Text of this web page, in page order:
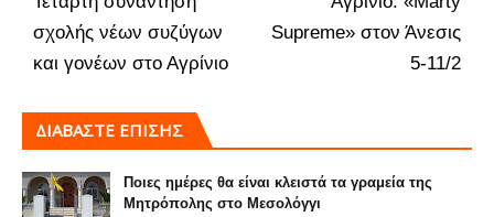
Supreme» στον Άνεσις
5-11/2
σχολής νέων συζύγων
και γονέων στο Αγρίνιο
ΔΙΑΒΑΣΤΕ ΕΠΙΣΗΣ
Ποιες ημέρες θα είναι κλειστά τα γραμεία της
Μητρόπολης στο Μεσολόγγι